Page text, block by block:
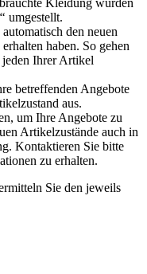
Kleidung wurden
umgestellt.
den neuen
erhalten haben. So gehen
jeden Ihrer Artikel
betreffenden Angebote
aus.
um Ihre Angebote zu
Artikelzustände auch in
Kontaktieren Sie bitte
zu erhalten.
Sie den jeweils